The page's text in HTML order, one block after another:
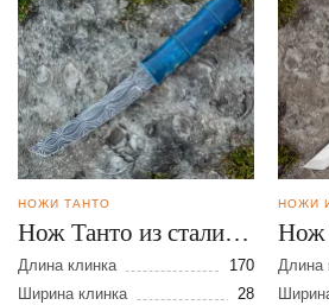
НОЖИ ТАНТО
Нож Танто из стали
К-340
Длина клинка
170
Ширина клинка
28
НОЖИ
Нож
Длина